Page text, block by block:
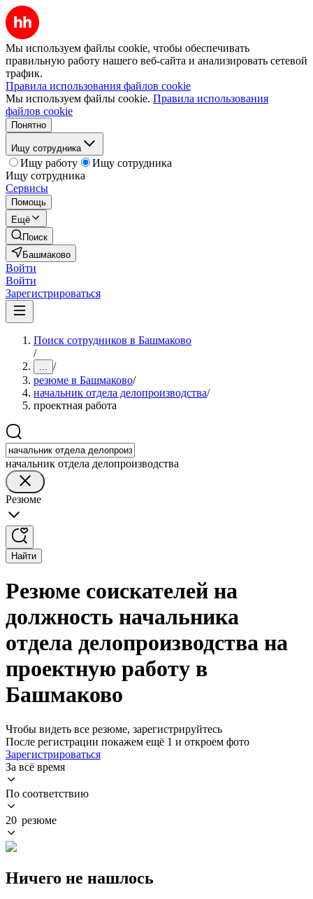
Мы используем файлы cookie, чтобы обеспечивать
правильную работу нашего веб-сайта и анализировать сетевой
трафик.
Правила использования файлов cookie
Мы используем файлы cookie. Правила использования
файлов cookie
Понятно
Ищу сотрудника
Ищу работу
Ищу сотрудника
Ищу сотрудника
Сервисы
Помощь
Ещё
Поиск
Башмаково
Войти
Войти
Зарегистрироваться
Поиск сотрудников в Башмаково
/
... /
резюме в Башмаково/
начальник отдела делопроизводства/
проектная работа
начальник отдела делопроизводства
Резюме
Найти
Резюме соискателей на
должность начальника
отдела делопроизводства на
проектную работу в
Башмаково
Чтобы видеть все резюме, зарегистрируйтесь
После регистрации покажем ещё 1 и откроем фото
Зарегистрироваться
За всё время
По соответствию
20 резюме
Ничего не нашлось